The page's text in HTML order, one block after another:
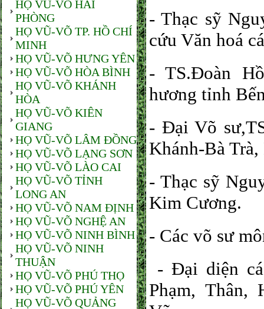
HỌ VŨ-VÕ HẢI
PHÒNG
HỌ VŨ-VÕ TP. HỒ CHÍ
MINH
HỌ VŨ-VÕ HƯNG YÊN
HỌ VŨ-VÕ HÒA BÌNH
HỌ VŨ-VÕ KHÁNH
HÒA
HỌ VŨ-VÕ KIÊN
GIANG
HỌ VŨ-VÕ LÂM ĐỒNG
HỌ VŨ-VÕ LẠNG SƠN
HỌ VŨ-VÕ LÀO CAI
HỌ VŨ-VÕ TỈNH
LONG AN
HỌ VŨ-VÕ NAM ĐỊNH
HỌ VŨ-VÕ NGHỆ AN
HỌ VŨ-VÕ NINH BÌNH
HỌ VŨ-VÕ NINH
THUẬN
HỌ VŨ-VÕ PHÚ THỌ
HỌ VŨ-VÕ PHÚ YÊN
HỌ VŨ-VÕ QUẢNG
- Thạc sỹ
cứu Văn hoá
- TS.Đoàn
hương tỉnh
- Đại Võ
Khánh-Bà
- Thạc sỹ
Kim Cương.
- Các võ sư
- Đại diện
Phạm, Thân,